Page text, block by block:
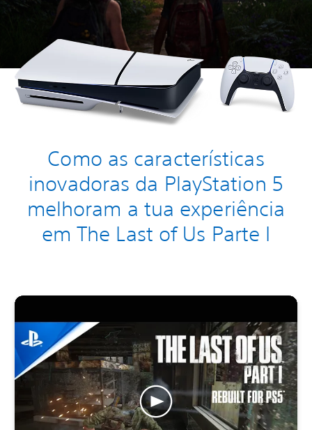
Como as características
inovadoras da PlayStation 5
melhoram a tua experiência
em The Last of Us Parte I